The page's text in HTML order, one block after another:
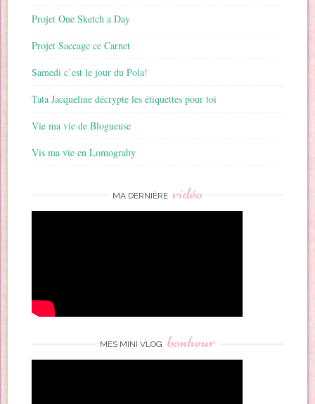
Projet One Sketch a Day
Projet Saccage ce Carnet
Samedi c’est le jour du Pola!
Tata Jacqueline décrypte les étiquettes pour toi
Vie ma vie de Blogueuse
Vis ma vie en Lomograhy
MA DERNIÈRE vidéo
MES MINI VLOG bonheur